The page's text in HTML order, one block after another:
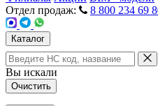
Отдел продаж:
8 800 234 69
Каталог
Вы искали
Очистить